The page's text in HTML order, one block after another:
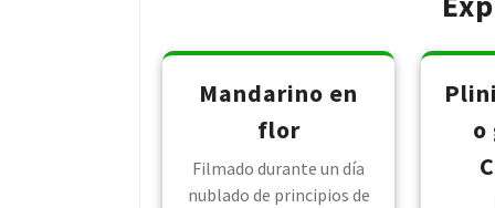
Mandarino en
flor
Filmado durante un día
nublado de principios de
o